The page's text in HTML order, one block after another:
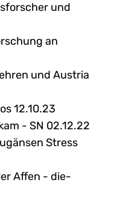
und
an
und Austria
12.10.23
- SN 02.12.22
Stress
Affen - die-